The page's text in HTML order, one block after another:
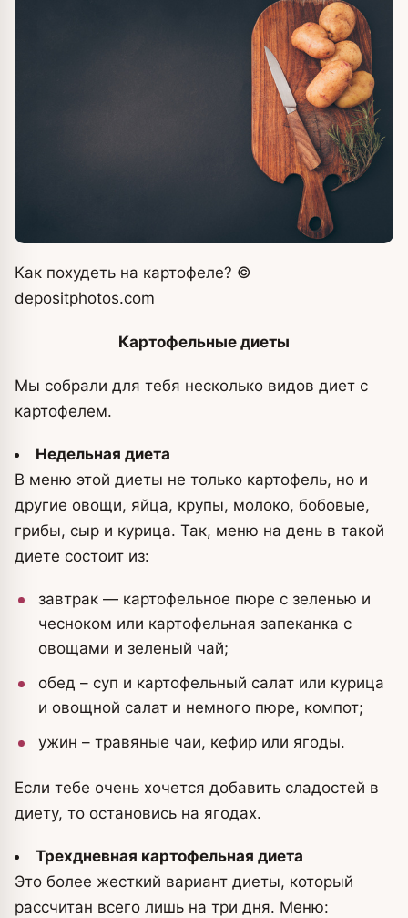
Как похудеть на картофеле? ©
depositphotos.com
Картофельные диеты
Мы собрали для тебя несколько видов диет с
картофелем.
Недельная диета
В меню этой диеты не только картофель, но и
другие овощи, яйца, крупы, молоко, бобовые,
грибы, сыр и курица. Так, меню на день в такой
диете состоит из:
завтрак — картофельное пюре с зеленью и
чесноком или картофельная запеканка с
овощами и зеленый чай;
обед – суп и картофельный салат или курица
и овощной салат и немного пюре, компот;
ужин – травяные чаи, кефир или ягоды.
Если тебе очень хочется добавить сладостей в
диету, то остановись на ягодах.
Трехдневная картофельная диета
Это более жесткий вариант диеты, который
рассчитан всего лишь на три дня. Меню: